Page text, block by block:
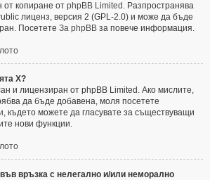
от копиране от phpBB Limited . Разпространява
лиценз, версия 2 (GPL-2.0) и може да бъде
Посетете За phpBB за повече информация.
X?
и лицензиран от phpBB Limited. Ако мислите,
да бъде добавена, моля посетете
, където можете да гласувате за съществуващи
нови функции.
връзка с нелегално и/или неморално